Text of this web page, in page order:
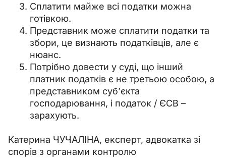
Сплатити майже всі податки можна
готівкою.
Представник може сплатити податки та
збори, це визнають податківців, але є
нюанс.
Потрібно довести у суді, що інший
платник податків є не третьою особою, а
представником суб’єкта
господарювання, і податок / ЄСВ –
зарахують.
Катерина ЧУЧАЛІНА, експерт, адвокатка зі
спорів з органами контролю